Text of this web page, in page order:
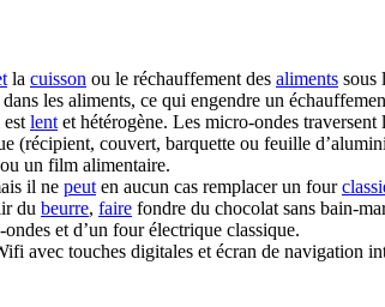
la cuisson ou le réchauffement des aliments sous
les aliments, ce qui engendre un
lent et hétérogène. Les micro-ondes
(récipient, couvert, barquette ou feuille
un film alimentaire.
il ne peut en aucun cas remplacer un four
du beurre, faire fondre du chocolat sans bain-
et d’un four électrique classique.
avec touches digitales et écran de navigation